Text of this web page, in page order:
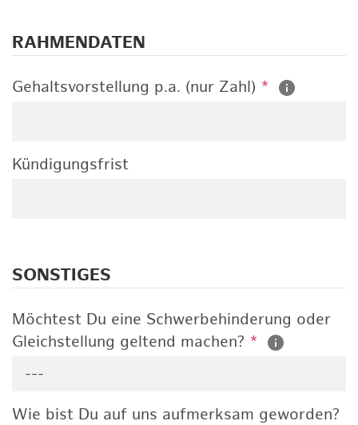
RAHMENDATEN
Gehaltsvorstellung p.a. (nur Zahl) *
Kündigungsfrist
SONSTIGES
Möchtest Du eine Schwerbehinderung oder
Gleichstellung geltend machen? *
---
Wie bist Du auf uns aufmerksam geworden?